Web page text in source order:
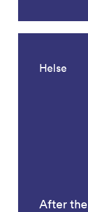
Helse
After